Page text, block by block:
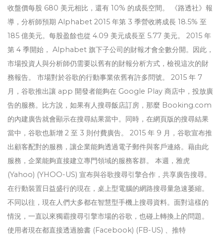
收盤價每股 680 美元相比，還有 10% 的成長空間。 《路透社》報
導，分析師預期 Alphabet 2015 年第 3 季營收將成長 18.5% 至
185 億美元。每股盈餘也從 4.09 美元成長至 5.77 美元。 2015 年
第 4 季開始， Alphabet 旗下子公司的財報才會全數分開。因此，
市場投資人與分析師仍需要以舊有的財報分析方式，檢視這次的財
務報告。 市場對於谷歌的行動事業依舊有許多問號。 2015 年 7
月，谷歌推出讓 app 開發者能夠在 Google Play 商店中，投放廣
告的服務。比方說，如果有人搜尋飯店訂房，那麼 Booking.com
的內建廣告就會顯示在搜尋結果當中。同時，在網頁版的搜尋結果
當中，谷歌也新增 2 至 3 則付費廣告。 2015 年 9 月，谷歌宣布推
出顧客配對的服務，讓企業能夠透過電子郵件與客戶連絡。藉由此
服務，企業能夠直接建立專門領域的服務客群。 本週，雅虎
(Yahoo) (YHOO-US) 宣布與谷歌搜尋引擎合作，共享廣告搜尋。
在行動裝置日益盛行的現在，桌上型電腦的網路搜尋量急速萎縮。
不同以往，現在人們大多都在智慧型手機上搜尋資料。面對這樣的
情況，一直以來獨霸搜尋引擎市場的谷歌，也碰上轉換上的問題。
使用者現在都直接透過臉書 (Facebook) (FB-US) 、推特